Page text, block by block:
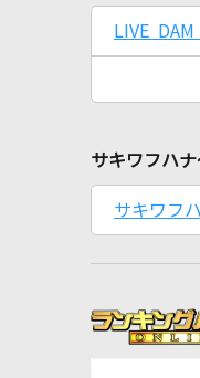
LIVE
サキワフハ
サキワフ